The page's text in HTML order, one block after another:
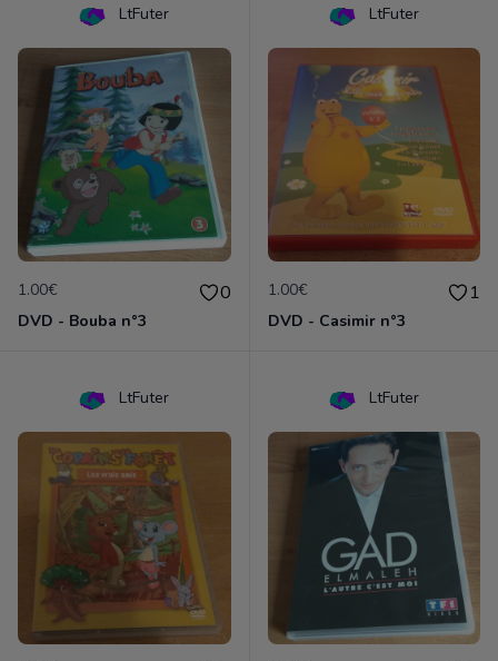
LtFuter
1.00€ 0
DVD - Bouba n°3
LtFuter
1.00€ 1
DVD - Casimir n°3
LtFuter LtFuter